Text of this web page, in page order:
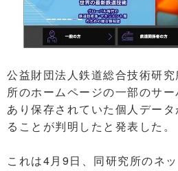
公益財団法人鉄道総合技術研
所のホームページの一部のサ
あり保存されていた個人デー
ることが判明したと発表した。
これは4月9日、同研究所のネ